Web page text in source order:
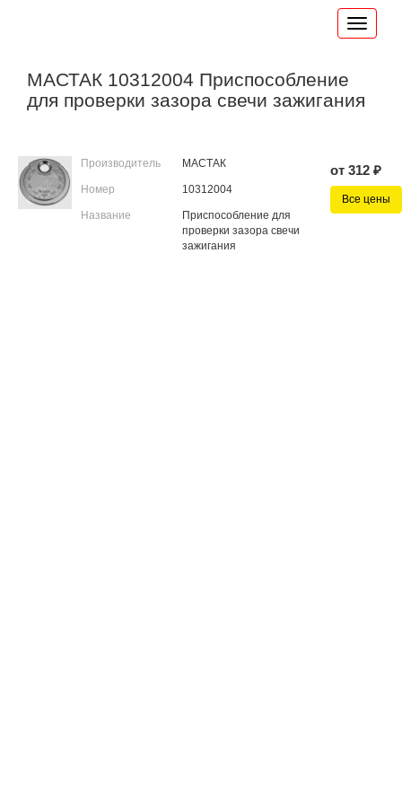
МАСТАК 10312004 Приспособление
для проверки зазора свечи зажигания
Производитель МАСТАК
Номер 10312004
Название
Приспособление для
проверки зазора свечи
зажигания
от 312 ₽
Все цены